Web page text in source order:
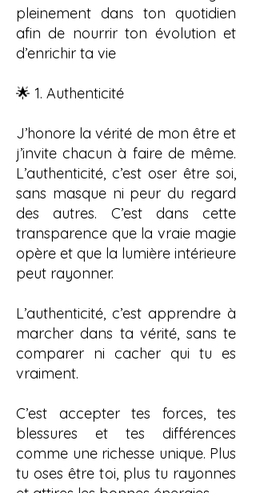
pleinement dans ton quotidien
afin de nourrir ton évolution et
d’enrichir ta vie
🌟 1. Authenticité
J’honore la vérité de mon être et
j’invite chacun à faire de même.
L’authenticité, c’est oser être soi,
sans masque ni peur du regard
des autres. C’est dans cette
transparence que la vraie magie
opère et que la lumière intérieure
peut rayonner.
L’authenticité, c’est apprendre à
marcher dans ta vérité, sans te
comparer ni cacher qui tu es
vraiment.
C’est accepter tes forces, tes
blessures et tes différences
comme une richesse unique. Plus
tu oses être toi, plus tu rayonnes